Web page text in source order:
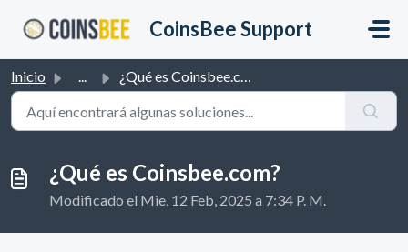
CoinsBee Support
Inicio ... ¿Qué es Coinsbee.com?
¿Qué es Coinsbee.com?
Modificado el Mie, 12 Feb, 2025 a 7:34 P. M.